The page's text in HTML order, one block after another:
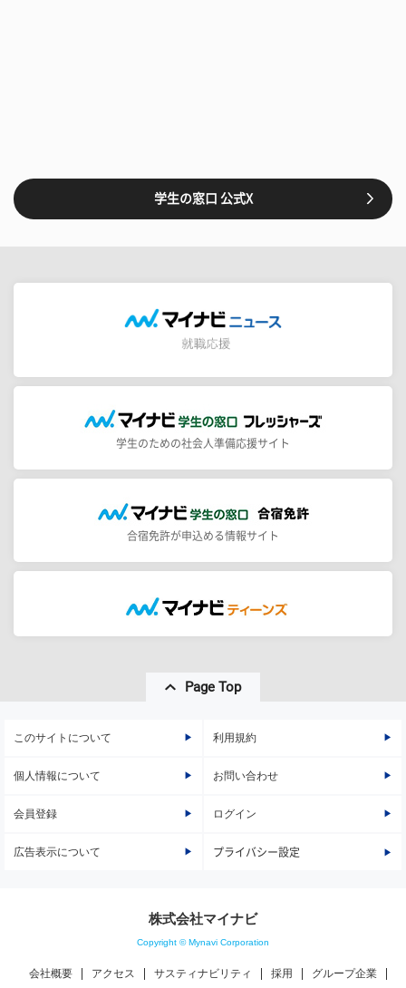
学生の窓口 公式X
学生のための社会人準備応援サイト
合宿免許が申込める情報サイト
Page Top
このサイトについて 利用規約
個人情報について お問い合わせ
会員登録 ログイン
広告表示について プライバシー設定
株式会社マイナビ
Copyright © Mynavi Corporation
会社概要 アクセス サスティナビリティ 採用 グループ企業